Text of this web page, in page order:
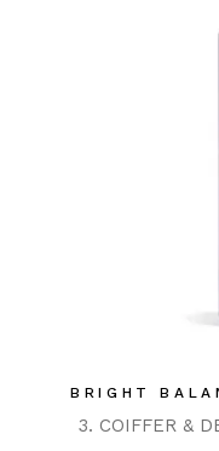
BRIGHT
3. COIFFER &